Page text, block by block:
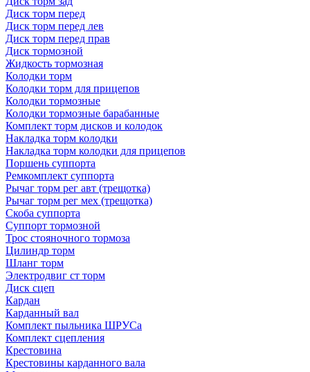
Диск торм перед
Диск торм перед лев
Диск торм перед прав
Диск тормозной
Жидкость тормозная
Колодки торм
Колодки торм для прицепов
Колодки тормозные
Колодки тормозные барабанные
Комплект торм дисков и колодок
Накладка торм колодки
Накладка торм колодки для прицепов
Поршень суппорта
Ремкомплект суппорта
Рычаг торм рег авт (трещотка)
Рычаг торм рег мех (трещотка)
Скоба суппорта
Суппорт тормозной
Трос стояночного тормоза
Цилиндр торм
Шланг торм
Электродвиг ст торм
Диск сцеп
Кардан
Карданный вал
Комплект пыльника ШРУСа
Комплект сцепления
Крестовина
Крестовины карданного вала